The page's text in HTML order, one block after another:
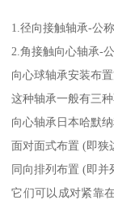
1.径向接触轴承-公
2.角接触向心轴承-
向心球轴承安装布
这种轴承一般有三
向心轴承日本哈默
面对面式布置 (即狭
同向排列布置 (即并
它们可以成对紧靠